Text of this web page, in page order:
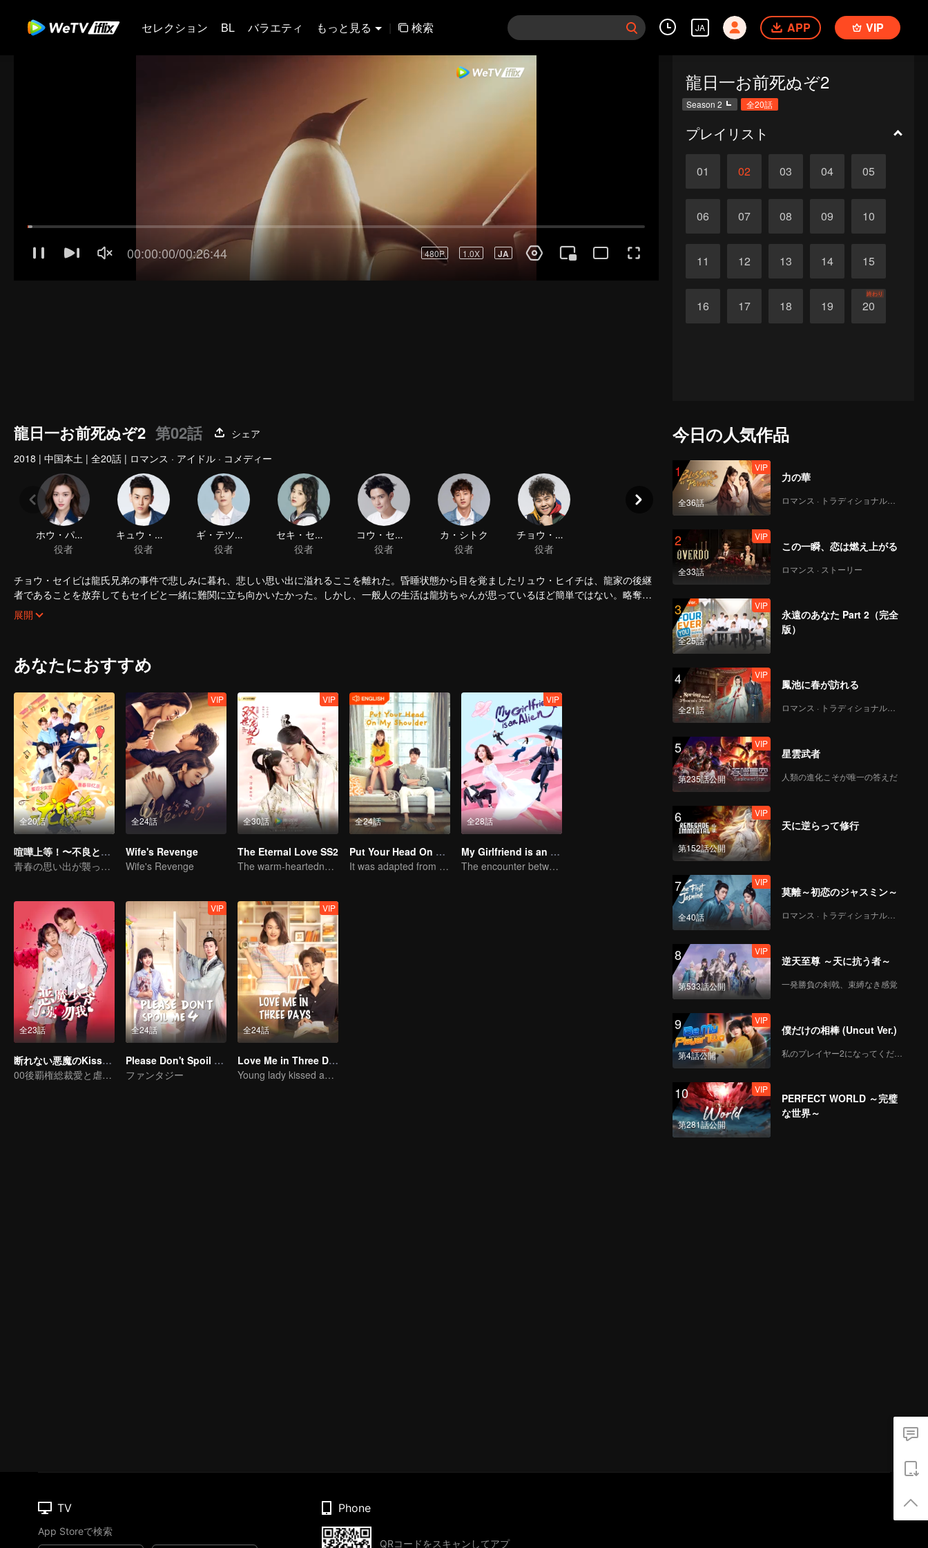
セレクション BL バラエティ もっと見る | 検索 JA APP VIP
龍日一お前死ぬぞ2
Season 2 全20話
プレイリスト
01 02 03 04 05
06 07 08 09 10
11 12 13 14 15
16 17 18 19 20
終わり
龍日一お前死ぬぞ2 第02話
シェア
2018 | 中国本土 | 全20話 | ロマンス · アイドル · コメディー
ホウ・パイシャン
役者
キュウ・カクナン
役者
ギ・テツメイ
役者
セキ・セツセイ
役者
コウ・センセキ
役者
カ・シトク
役者
チョウ・カゲン
役者
チョウ・セイビは龍氏兄弟の事件で悲しみに暮れ、悲しい思い出に溢れるここを離れた。昏睡状態から目を覚ましたリュウ・ヒイチは、龍家の後継
者であることを放弃してもセイビと一緒に難関に立ち向かいたかった。しかし、一般人の生活は龍坊ちゃんが思っているほど簡単ではない。略奪か
ら帰ってきたリュウ・カイイチは正式にリュウ・ヒイチに宣戦布告し、後継者の地位の争いをスタートした。彼の身の回りにまた一人ラ・ヨウヨウ
という賢い女の子が現れて、数人の生活は再び波乱を巻き起こす。
展開
あなたにおすすめ
全20話
喧嘩上等！〜不良と恋愛しちゃった〜
青春の思い出が襲ってくる
全24話
VIP
Wife's Revenge
Wife's Revenge
全30話
VIP
The Eternal Love SS2
The warm-heartedness Couple are so sweet
全24話
Put Your Head On My Shoulder (Eng Dub)
It was adapted from the same series of novels as "A Love so Beautiful"
全28話
VIP
My Girlfriend is an Alien
The encounter between overbearing boss Xu Zhixian and an alien girl
全23話
断れない悪魔のKiss シーズン1
00後覇権総裁愛と虐め物語
全24話
VIP
Please Don't Spoil Me S4
ファンタジー
全24話
VIP
Love Me in Three Days
Young lady kissed and rescued the ever-changing CEO
今日の人気作品
1
全36話
VIP
力の華
ロマンス · トラディショナル・コスチューム
2
全33話
VIP
この一瞬、恋は燃え上がる
ロマンス · ストーリー
3
全25話
VIP
永遠のあなた Part 2（完全
版）
4
全21話
VIP
鳳池に春が訪れる
ロマンス · トラディショナル・コスチューム
5
第235話公開
VIP
星雲武者
人類の進化こそが唯一の答えだ
6
第152話公開
VIP
天に逆らって修行
7
全40話
VIP
莫離～初恋のジャスミン～
ロマンス · トラディショナル・コスチューム
8
第533話公開
VIP
逆天至尊 ～天に抗う者～
一発勝負の剣戟、束縛なき感覚
9
第4話公開
VIP
僕だけの相棒 (Uncut Ver.)
私のプレイヤー2になってください
10
第281話公開
VIP
PERFECT WORLD ～完璧
な世界～
TV
App Storeで検索
Phone
QRコードをスキャンしてアプ